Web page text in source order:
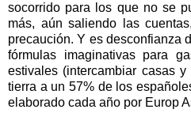
socorrido para los que no se
más, aún saliendo las
precaución. Y es desconfianza
fórmulas imaginativas para
estivales (intercambiar casas
tierra a un 57% de los
elaborado cada año por Europ